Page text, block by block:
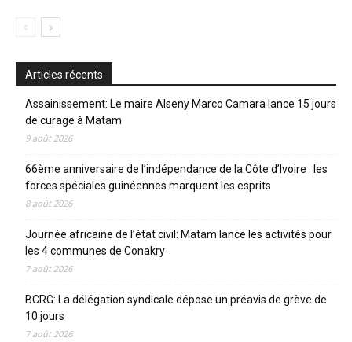
Articles récents
Assainissement: Le maire Alseny Marco Camara lance 15 jours
de curage à Matam
9 août 2026
66ème anniversaire de l’indépendance de la Côte d’Ivoire : les
forces spéciales guinéennes marquent les esprits
8 août 2026
Journée africaine de l’état civil: Matam lance les activités pour
les 4 communes de Conakry
7 août 2026
BCRG: La délégation syndicale dépose un préavis de grève de
10 jours
7 août 2026